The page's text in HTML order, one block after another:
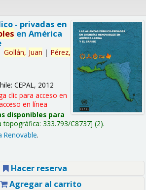
- privadas en
en América
Gollán, Juan | Pérez,
CEPAL, 2012
clic para acceso en
en línea
disponibles para
topográfica: 333.793/C8737 (2).
Renovable.
Hacer reserva
Agregar al carrito